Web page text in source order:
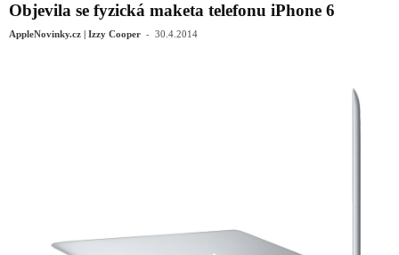
Objevila se fyzická maketa telefonu iPhone 6
AppleNovinky.cz | Izzy Cooper - 30.4.2014